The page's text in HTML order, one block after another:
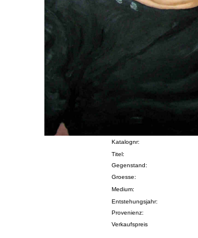
Katalognr:
Titel:
Gegenstand:
Groesse:
Medium:
Entstehungsjahr:
Provenienz:
Verkaufspreis